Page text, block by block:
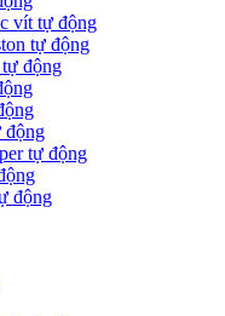
vít tự động
tự động
động
động
tự động
động